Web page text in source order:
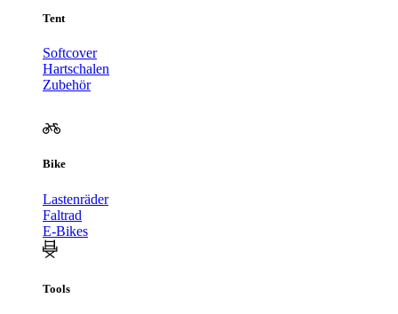
Tent
Softcover
Hartschalen
Zubehör
Bike
Lastenräder
Faltrad
E-Bikes
Tools